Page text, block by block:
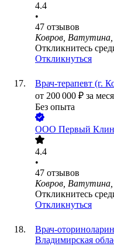
4.4
•
47 отзывов
Ковров, Ватутина,
Откликнитесь
Откликнуться
Врач-терапевт (г.
от 200 000 ₽ за
Без опыта
ООО Первый
4.4
•
47 отзывов
Ковров, Ватутина,
Откликнитесь
Откликнуться
Врач-
Владимирская